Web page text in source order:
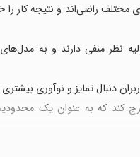
مختلف راضی‌اند و نتیجه کار
نظر منفی دارند و به
دنبال تمایز و نوآوری
خارج کند که به عنوان یک
وجود دارد که با بهبودهای